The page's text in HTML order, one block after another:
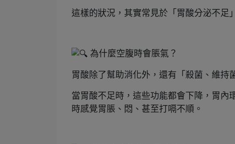
這樣的狀況，其實常見於「胃酸分泌不足
為什麼空腹時會脹氣？
胃酸除了幫助消化外，還有「殺菌、維持
當胃酸不足時，這些功能都會下降，胃內
時感覺胃脹、悶、甚至打嗝不順。